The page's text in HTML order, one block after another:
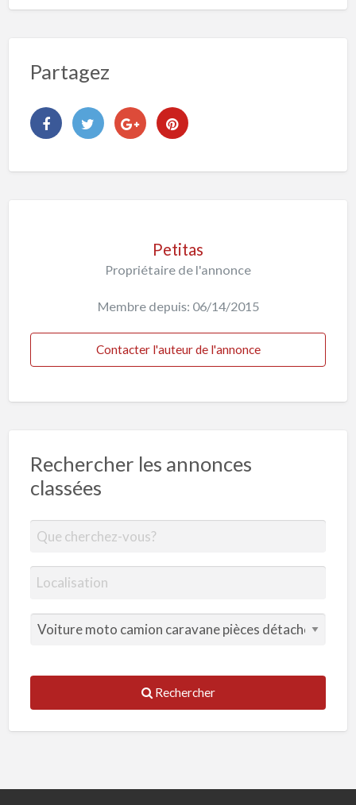
Partagez
Petitas
Propriétaire de l'annonce
Membre depuis: 06/14/2015
Contacter l'auteur de l'annonce
Rechercher les annonces
classées
Rechercher